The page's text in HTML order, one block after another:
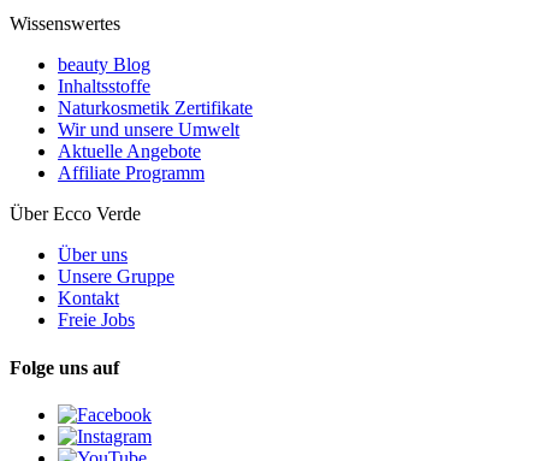
Wissenswertes
beauty Blog
Inhaltsstoffe
Naturkosmetik Zertifikate
Wir und unsere Umwelt
Aktuelle Angebote
Affiliate Programm
Über Ecco Verde
Über uns
Unsere Gruppe
Kontakt
Freie Jobs
Folge uns auf